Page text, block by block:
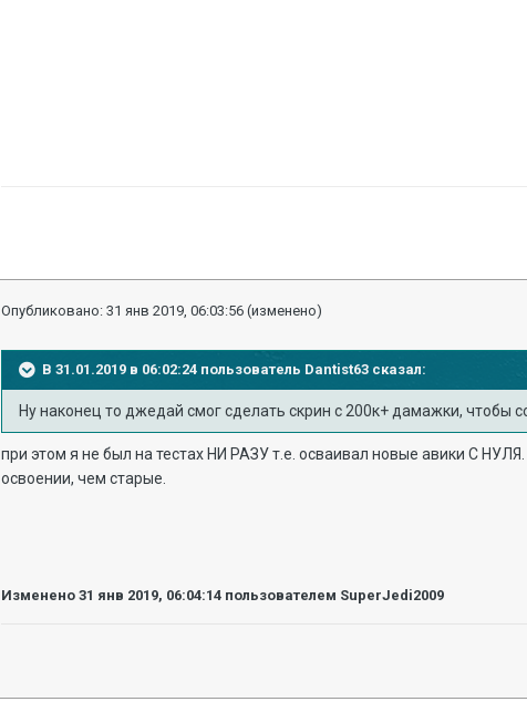
Опубликовано:31 янв 2019, 06:03:56 (изменено)
В 31.01.2019 в 06:02:24 пользователь Dantist63 сказал:
Ну наконец то джедай смог сделать скрин с 200к+ дамажки, чтобы
при этом я не был на тестах НИ РАЗУ т.е. осваивал новые авики С
освоении, чем старые.
Изменено31 янв 2019, 06:04:14 пользователем SuperJedi2009